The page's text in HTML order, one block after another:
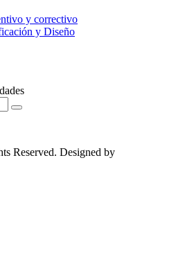
y correctivo
y Diseño
Reserved. Designed by